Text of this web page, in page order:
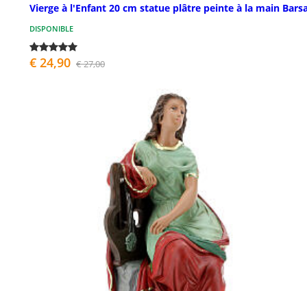
Vierge à l'Enfant 20 cm statue plâtre peinte à la main
DISPONIBLE
€ 24,90 € 27,00